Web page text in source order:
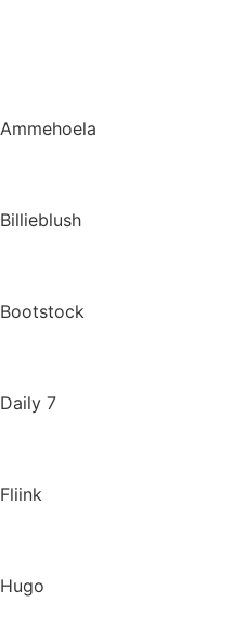
Ammehoela
Billieblush
Bootstock
Daily 7
Fliink
Hugo